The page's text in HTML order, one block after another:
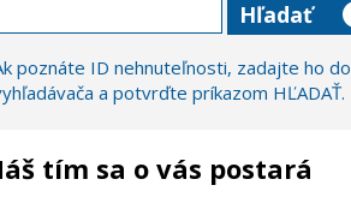
poznáte ID nehnuteľnosti, zadajte ho do
a potvrďte príkazom HĽADAŤ.
tím sa o vás postará